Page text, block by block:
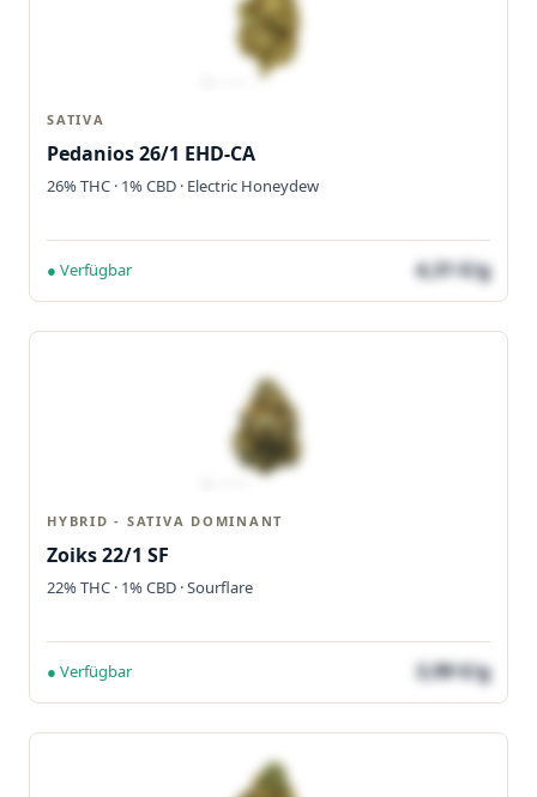
SATIVA
Pedanios 26/1 EHD-CA
26% THC · 1% CBD · Electric Honeydew
● Verfügbar 4,31 €/g
HYBRID - SATIVA DOMINANT
Zoiks 22/1 SF
22% THC · 1% CBD · Sourflare
● Verfügbar 3,99 €/g